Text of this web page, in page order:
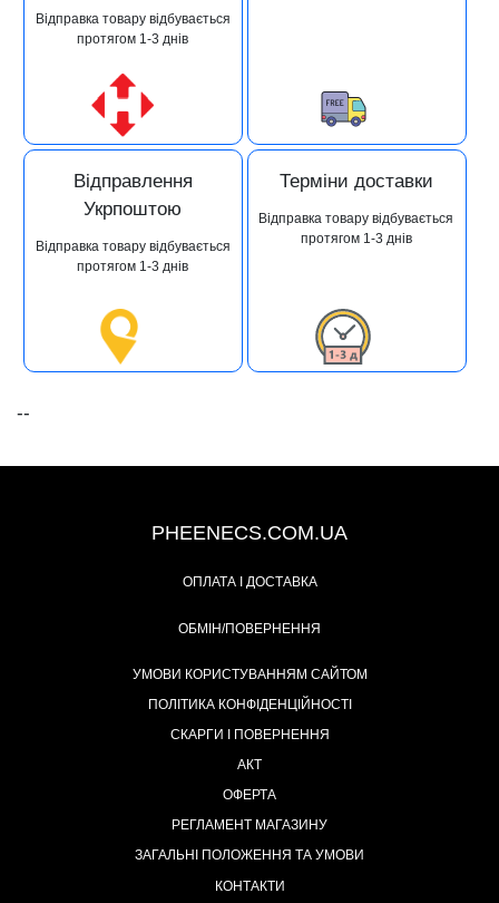
Відправка товару відбувається
протягом 1-3 днів
Відправлення
Укрпоштою
Відправка товару відбувається
протягом 1-3 днів
Терміни доставки
Відправка товару відбувається
протягом 1-3 днів
--
PHEENECS.COM.UA
ОПЛАТА І ДОСТАВКА
ОБМІН/ПОВЕРНЕННЯ
УМОВИ КОРИСТУВАННЯМ САЙТОМ
ПОЛІТИКА КОНФІДЕНЦІЙНОСТІ
СКАРГИ І ПОВЕРНЕННЯ
АКТ
ОФЕРТА
РЕГЛАМЕНТ МАГАЗИНУ
ЗАГАЛЬНІ ПОЛОЖЕННЯ ТА УМОВИ
КОНТАКТИ